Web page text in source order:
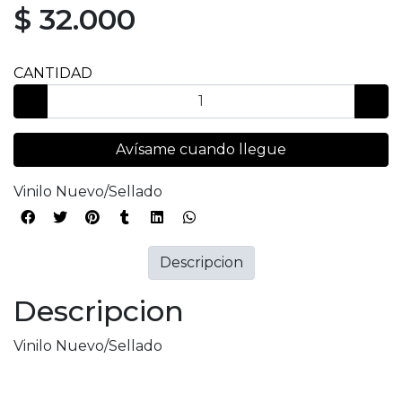
$ 32.000
CANTIDAD
Avísame cuando llegue
Vinilo Nuevo/Sellado
Descripcion
Vinilo Nuevo/Sellado
Descripcion